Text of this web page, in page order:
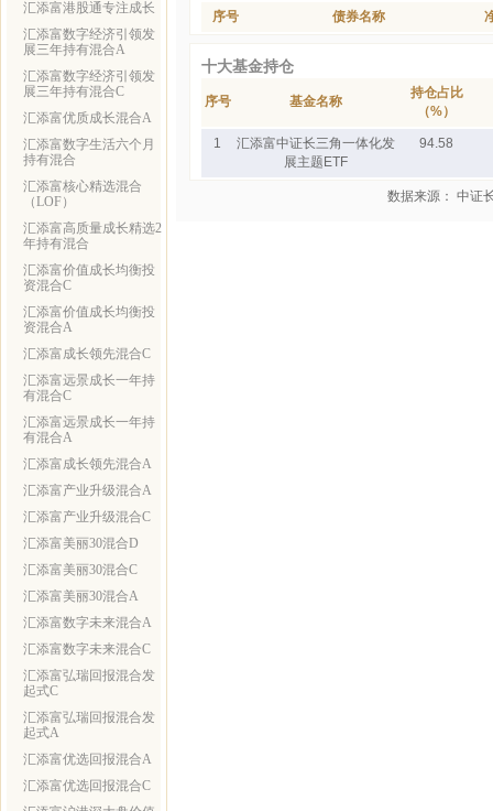
汇添富港股通专注成长
汇添富数字经济引领发
展三年持有混合A
汇添富数字经济引领发
展三年持有混合C
汇添富优质成长混合A
汇添富数字生活六个月
持有混合
汇添富核心精选混合
（LOF）
汇添富高质量成长精选2
年持有混合
汇添富价值成长均衡投
资混合C
汇添富价值成长均衡投
资混合A
汇添富成长领先混合C
汇添富远景成长一年持
有混合C
汇添富远景成长一年持
有混合A
汇添富成长领先混合A
汇添富产业升级混合A
汇添富产业升级混合C
汇添富美丽30混合D
汇添富美丽30混合C
汇添富美丽30混合A
汇添富数字未来混合A
汇添富数字未来混合C
汇添富弘瑞回报混合发
起式C
汇添富弘瑞回报混合发
起式A
汇添富优选回报混合A
汇添富优选回报混合C
序号 债券名称
十大基金持仓
序号 基金名称
持仓占比
（%）
1
汇添富中证长三角一体化发
展主题ETF
94.58
数据来源： 中证